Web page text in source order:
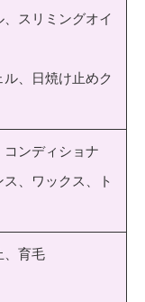
スリミングオイ
、日焼け止めク
ンディショナ
、ワックス、ト
、育毛